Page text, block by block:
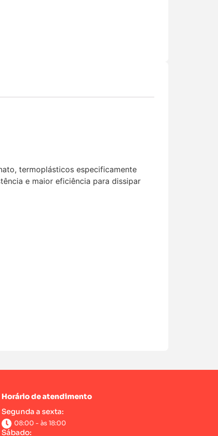
termoplásticos especificamente
e maior eficiência para dissipar
Horário de atendimento
Segunda a sexta:
08:00 - às 18:00
Sábado: